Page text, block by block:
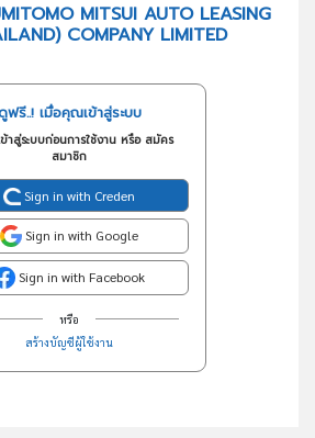
MITSUI AUTO LEASING
COMPANY LIMITED
ฟรี..! เมื่อคุณเข้าสู่ระบบ
าสู่ระบบก่อนการใช้งาน หรือ สมัคร
สมาชิก
Sign in with Creden
Sign in with Google
Sign in with Facebook
หรือ
สร้างบัญชีผู้ใช้งาน